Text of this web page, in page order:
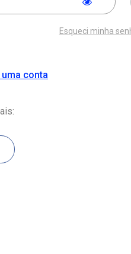
Esqueci minha
uma conta